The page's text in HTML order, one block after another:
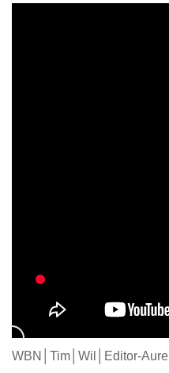
WBN│Tim│Wil│Editor-Aurel